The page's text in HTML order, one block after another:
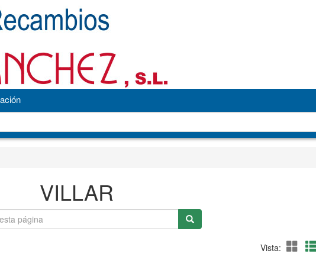
VILLAR
Vista: